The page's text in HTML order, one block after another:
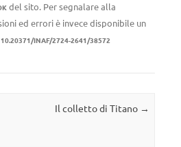
del sito. Per segnalare alla
ed errori è invece disponibile un
10.20371/INAF/2724-2641/38572
Il colletto di Titano →